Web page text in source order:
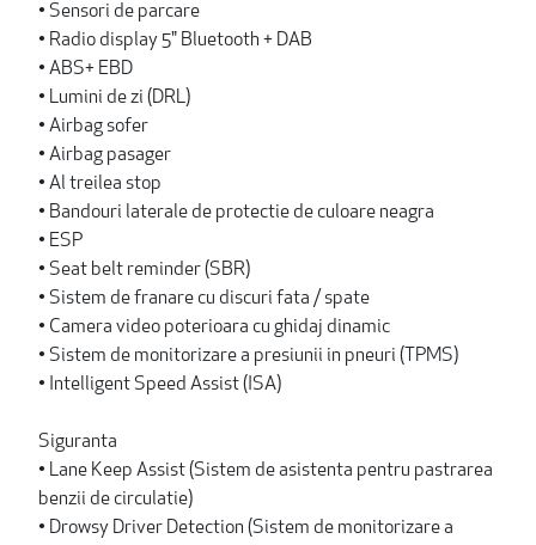
• Sensori de parcare
• Radio display 5" Bluetooth + DAB
• ABS+ EBD
• Lumini de zi (DRL)
• Airbag sofer
• Airbag pasager
• Al treilea stop
• Bandouri laterale de protectie de culoare neagra
• ESP
• Seat belt reminder (SBR)
• Sistem de franare cu discuri fata / spate
• Camera video poterioara cu ghidaj dinamic
• Sistem de monitorizare a presiunii in pneuri (TPMS)
• Intelligent Speed Assist (ISA)
Siguranta
• Lane Keep Assist (Sistem de asistenta pentru pastrarea
benzii de circulatie)
• Drowsy Driver Detection (Sistem de monitorizare a